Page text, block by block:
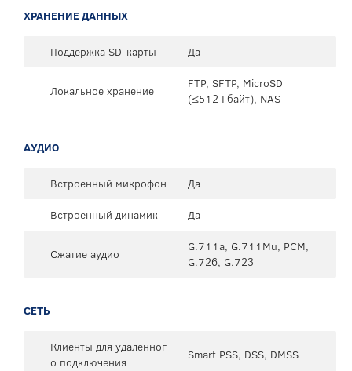
ХРАНЕНИЕ ДАННЫХ
Поддержка SD-карты Да
Локальное хранение
FTP, SFTP, MicroSD
(≤512 Гбайт), NAS
АУДИО
Встроенный микрофон
Да
Встроенный динамик
Да
Сжатие аудио
G.711a, G.711Mu, PCM,
G.726, G.723
СЕТЬ
Клиенты для удаленног
о подключения
Smart PSS, DSS, DMSS